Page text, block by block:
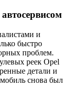
и
быстро
проблем.
реек Opel
детали и
снова был